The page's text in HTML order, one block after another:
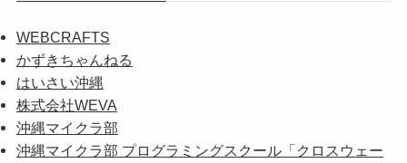
WEBCRAFTS
かずきちゃんねる
はいさい沖縄
株式会社WEVA
沖縄マイクラ部
沖縄マイクラ部 プログラミングスクール「クロスウェー